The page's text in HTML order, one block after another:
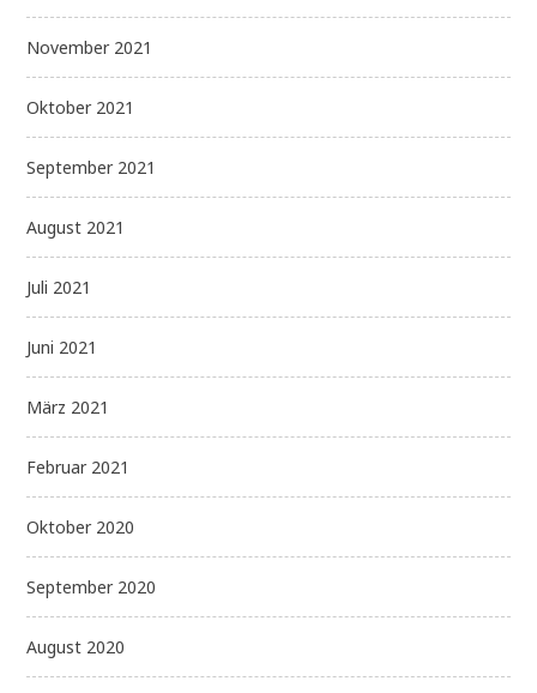
November 2021
Oktober 2021
September 2021
August 2021
Juli 2021
Juni 2021
März 2021
Februar 2021
Oktober 2020
September 2020
August 2020